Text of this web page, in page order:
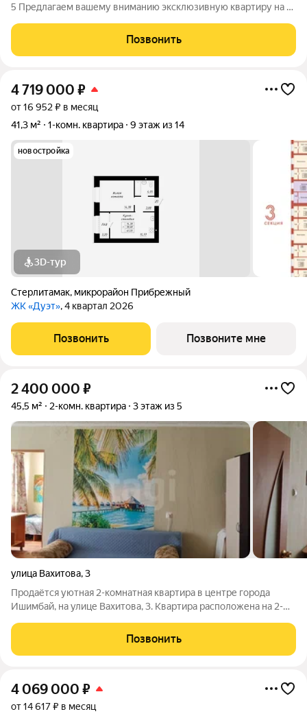
5 Предлагаем вашему вниманию эксклюзивную квартиру на 4
ценит комфорт, качество и стиль. Общей площадью 44,4 кв.м.
Перепланировка
Позвонить
4 719 000 ₽
от 16 952 ₽ в месяц
41,3 м²
1-комн. квартира 9 этаж из 14
новостройка
3D-тур
Стерлитамак, микрорайон Прибрежный
ЖК «Дуэт», 4 квартал 2026
Позвонить Позвоните мне
2 400 000 ₽
45,5 м² 2-комн. квартира 3 этаж из 5
улица Вахитова,3
Продаётся уютная 2-комнатная квартира в центре города
Ишимбай, на улице Вахитова, 3. Квартира расположена на 2-м
подниматься, и нет сырости первого. Балкон застеклён
(деревянные рамы), что даёт
Позвонить
4 069 000 ₽
от 14 617 ₽ в месяц